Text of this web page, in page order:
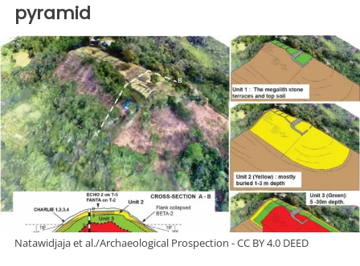
pyramid
Natawidjaja et al./Archaeological Prospection - CC BY 4.0 DEED